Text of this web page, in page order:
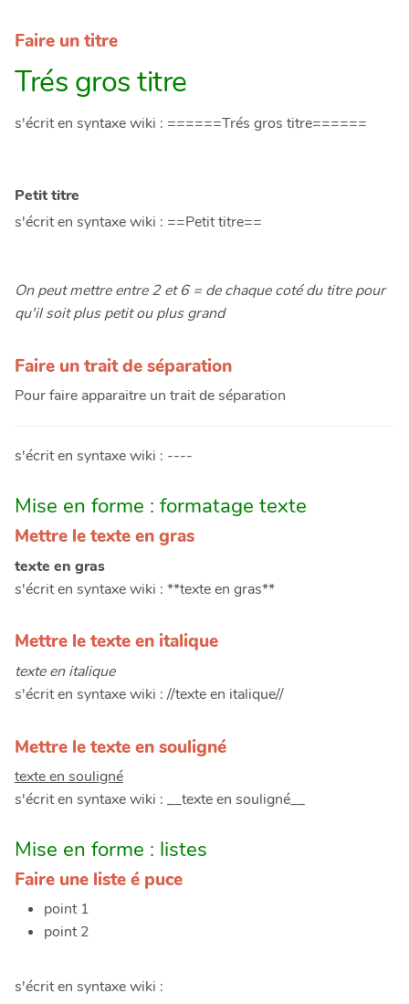
Faire un titre
Trés gros titre
s'écrit en syntaxe wiki : ======Trés gros titre======
Petit titre
s'écrit en syntaxe wiki : ==Petit titre==
On peut mettre entre 2 et 6 = de chaque coté du titre pour
qu'il soit plus petit ou plus grand
Faire un trait de séparation
Pour faire apparaitre un trait de séparation
s'écrit en syntaxe wiki : ----
Mise en forme : formatage texte
Mettre le texte en gras
texte en gras
s'écrit en syntaxe wiki : **texte en gras**
Mettre le texte en italique
texte en italique
s'écrit en syntaxe wiki : //texte en italique//
Mettre le texte en souligné
texte en souligné
s'écrit en syntaxe wiki : __texte en souligné__
Mise en forme : listes
Faire une liste é puce
point 1
point 2
s'écrit en syntaxe wiki :